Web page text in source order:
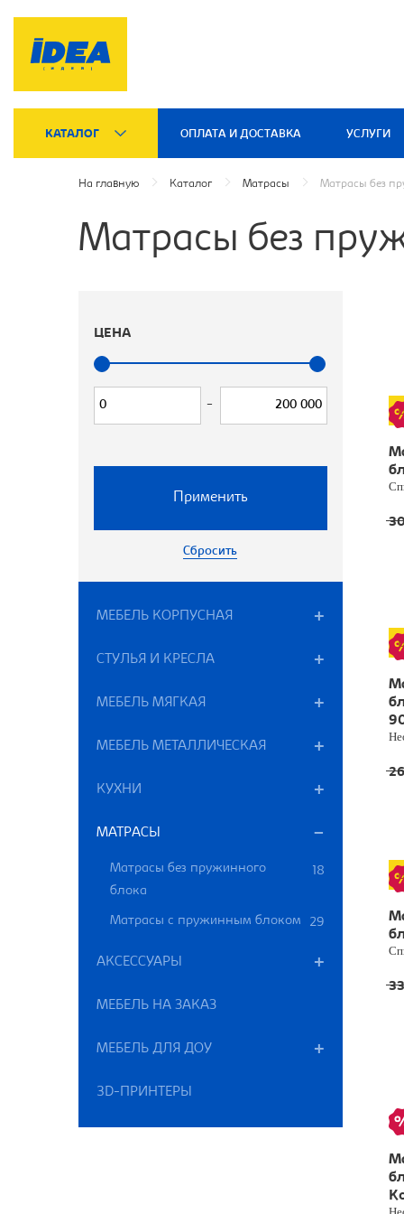
КАТАЛОГ ОПЛАТА И ДОСТАВКА УСЛУГИ
На главную Каталог Матрасы Матрасы без
Матрасы без
ЦЕНА
-
Применить
Сбросить
МЕБЕЛЬ КОРПУСНАЯ
СТУЛЬЯ И КРЕСЛА
МЕБЕЛЬ МЯГКАЯ
МЕБЕЛЬ МЕТАЛЛИЧЕСКАЯ
КУХНИ
МАТРАСЫ
Матрасы без пружинного
блока
18
Матрасы с пружинным блоком 29
АКСЕССУАРЫ
МЕБЕЛЬ НА ЗАКАЗ
МЕБЕЛЬ ДЛЯ ДОУ
3D-ПРИНТЕРЫ